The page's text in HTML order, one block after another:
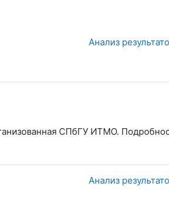
Анализ
СПбГУ ИТМО.
Анализ